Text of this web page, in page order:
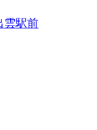
雲駅前